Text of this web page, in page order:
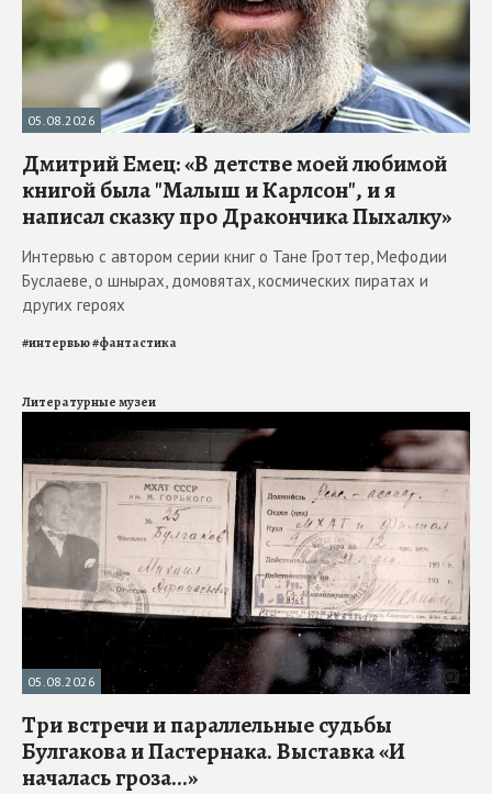
05.08.2026
Дмитрий Емец: «В детстве моей любимой
книгой была "Малыш и Карлсон", и я
написал сказку про Дракончика Пыхалку»
Интервью с автором серии книг о Тане Гроттер, Мефодии
Буслаеве, о шнырах, домовятах, космических пиратах и
других героях
#интервью#фантастика
Литературные музеи
05.08.2026
Три встречи и параллельные судьбы
Булгакова и Пастернака. Выставка «И
началась гроза...»